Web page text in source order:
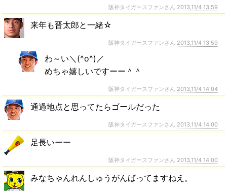
阪神タイガースファンさん 2013,11/4 13:59
来年も晋太郎と一緒☆
阪神タイガースファンさん 2013,11/4 13:59
わ～い＼(^o^)／
めちゃ嬉しいですーー＾＾
阪神タイガースファンさん 2013,11/4 14:04
通過地点と思ってたらゴールだった
阪神タイガースファンさん 2013,11/4 14:00
足長いーー
阪神タイガースファンさん 2013,11/4 14:00
みなちゃんれんしゅうがんばってますねえ。